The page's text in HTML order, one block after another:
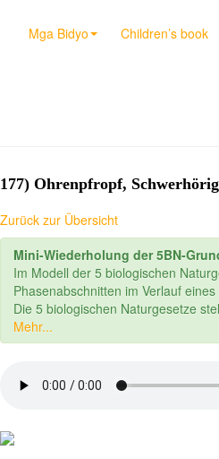
Mga Bidyo Children’s book
177) Ohrenpfropf,
Zurück zur Übersicht
Mini-Wiederholung der 5BN-
Im Modell der 5 biologischen
Phasenabschnitten im Verlauf
Die 5 biologischen Naturgesetze
Mehr...